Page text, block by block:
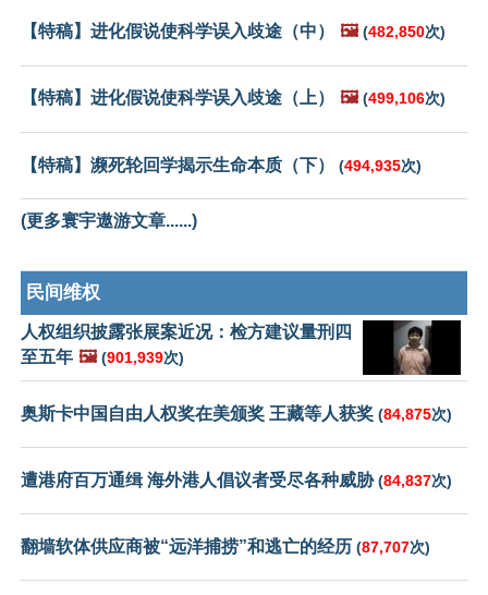
【特稿】进化假说使科学误入歧途（中） 🖼️ (482,850次)
【特稿】进化假说使科学误入歧途（上） 🖼️ (499,106次)
【特稿】濒死轮回学揭示生命本质（下） (494,935次)
(更多寰宇遨游文章......)
民间维权
人权组织披露张展案近况：检方建议量刑四
至五年 🖼️ (901,939次)
奥斯卡中国自由人权奖在美颁奖 王藏等人获奖 (84,875次)
遭港府百万通缉 海外港人倡议者受尽各种威胁(84,837次)
翻墙软体供应商被“远洋捕捞”和逃亡的经历 (87,707次)